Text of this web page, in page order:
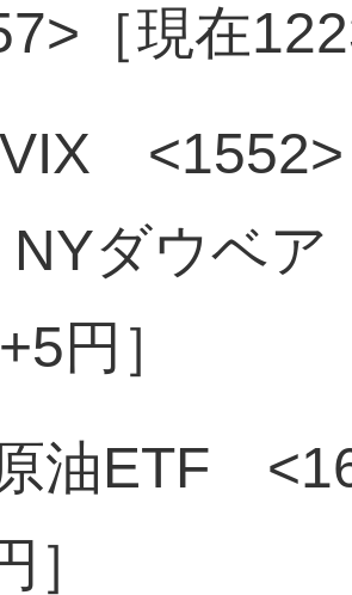
［現在
VIX
NYダウベ
円］
油ETF
］